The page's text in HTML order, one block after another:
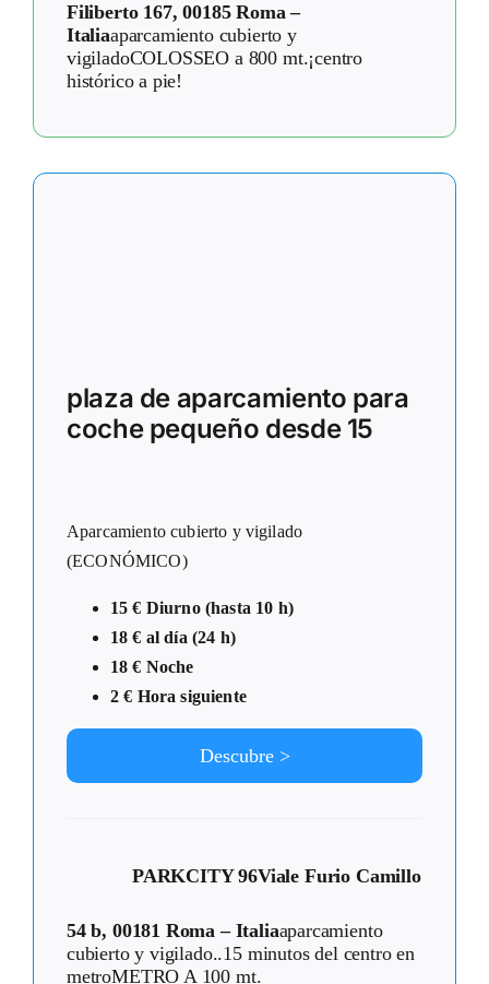
Filiberto 167, 00185 Roma –
Italiaaparcamiento cubierto y
vigiladoCOLOSSEO a 800 mt.¡centro
histórico a pie!
plaza de aparcamiento para
coche pequeño desde 15
Aparcamiento cubierto y vigilado
(ECONÓMICO)
15 € Diurno (hasta 10 h)
18 € al día (24 h)
18 € Noche
2 € Hora siguiente
Descubre >
PARKCITY 96Viale Furio Camillo
54 b, 00181 Roma – Italiaaparcamiento
cubierto y vigilado..15 minutos del centro en
metroMETRO A 100 mt.